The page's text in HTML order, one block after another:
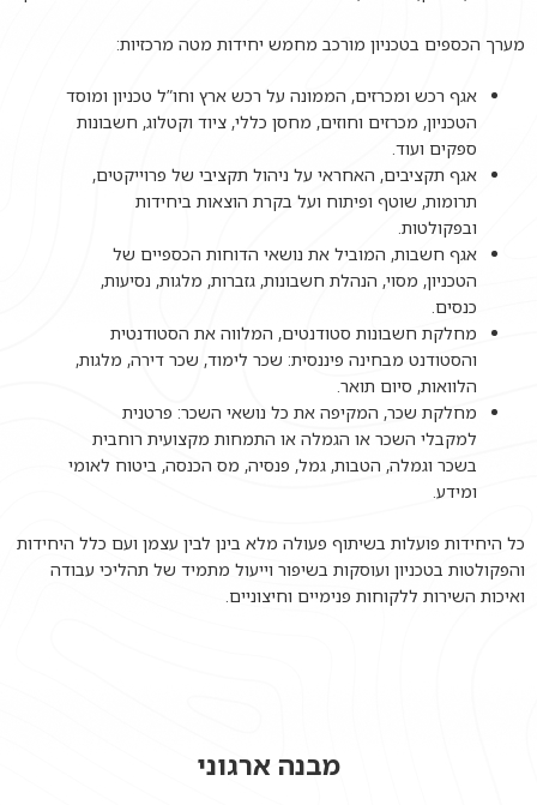
מערך הכספים בטכניון מורכב מחמש יחידות מטה מרכזיות:
אגף רכש ומכרזים, הממונה על רכש ארץ וחו”ל טכניון ומוסד
הטכניון, מכרזים וחוזים, מחסן כללי, ציוד וקטלוג, חשבונות
ספקים ועוד.
אגף תקציבים, האחראי על ניהול תקציבי של פרוייקטים,
תרומות, שוטף ופיתוח ועל בקרת הוצאות ביחידות
ובפקולטות.
אגף חשבות, המוביל את נושאי הדוחות הכספיים של
הטכניון, מסוי, הנהלת חשבונות, גזברות, מלגות, נסיעות,
כנסים.
מחלקת חשבונות סטודנטים, המלווה את הסטודנטית
והסטודנט מבחינה פיננסית: שכר לימוד, שכר דירה, מלגות,
הלוואות, סיום תואר.
מחלקת שכר, המקיפה את כל נושאי השכר: פרטנית
למקבלי השכר או הגמלה או התמחות מקצועית רוחבית
בשכר וגמלה, הטבות, גמל, פנסיה, מס הכנסה, ביטוח לאומי
ומידע.
כל היחידות פועלות בשיתוף פעולה מלא בינן לבין עצמן ועם כלל היחידות
והפקולטות בטכניון ועוסקות בשיפור וייעול מתמיד של תהליכי עבודה
ואיכות השירות ללקוחות פנימיים וחיצוניים.
מבנה ארגוני